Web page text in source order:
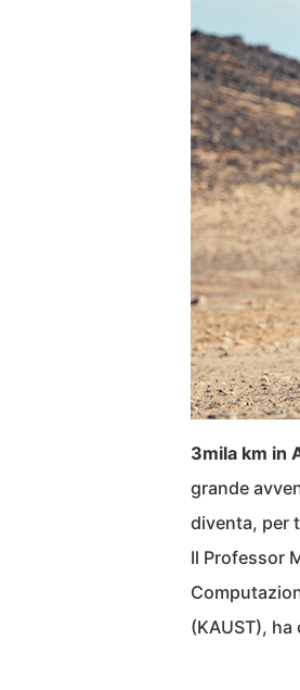
3mila km in
grande
diventa, per
Il Professor
(KAUST), ha